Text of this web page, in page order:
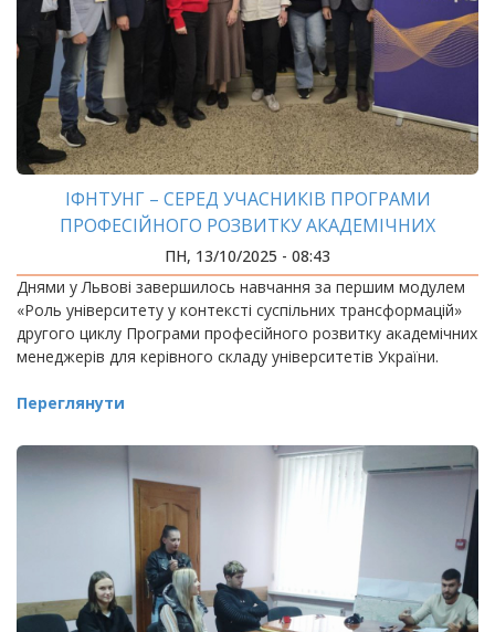
ІФНТУНГ – СЕРЕД УЧАСНИКІВ ПРОГРАМИ
ПРОФЕСІЙНОГО РОЗВИТКУ АКАДЕМІЧНИХ
МЕНЕДЖЕРІВ
ПН, 13/10/2025 - 08:43
Днями у Львові завершилось навчання за першим модулем
«Роль університету у контексті суспільних трансформацій»
другого циклу Програми професійного розвитку академічних
менеджерів для керівного складу університетів України.
Переглянути